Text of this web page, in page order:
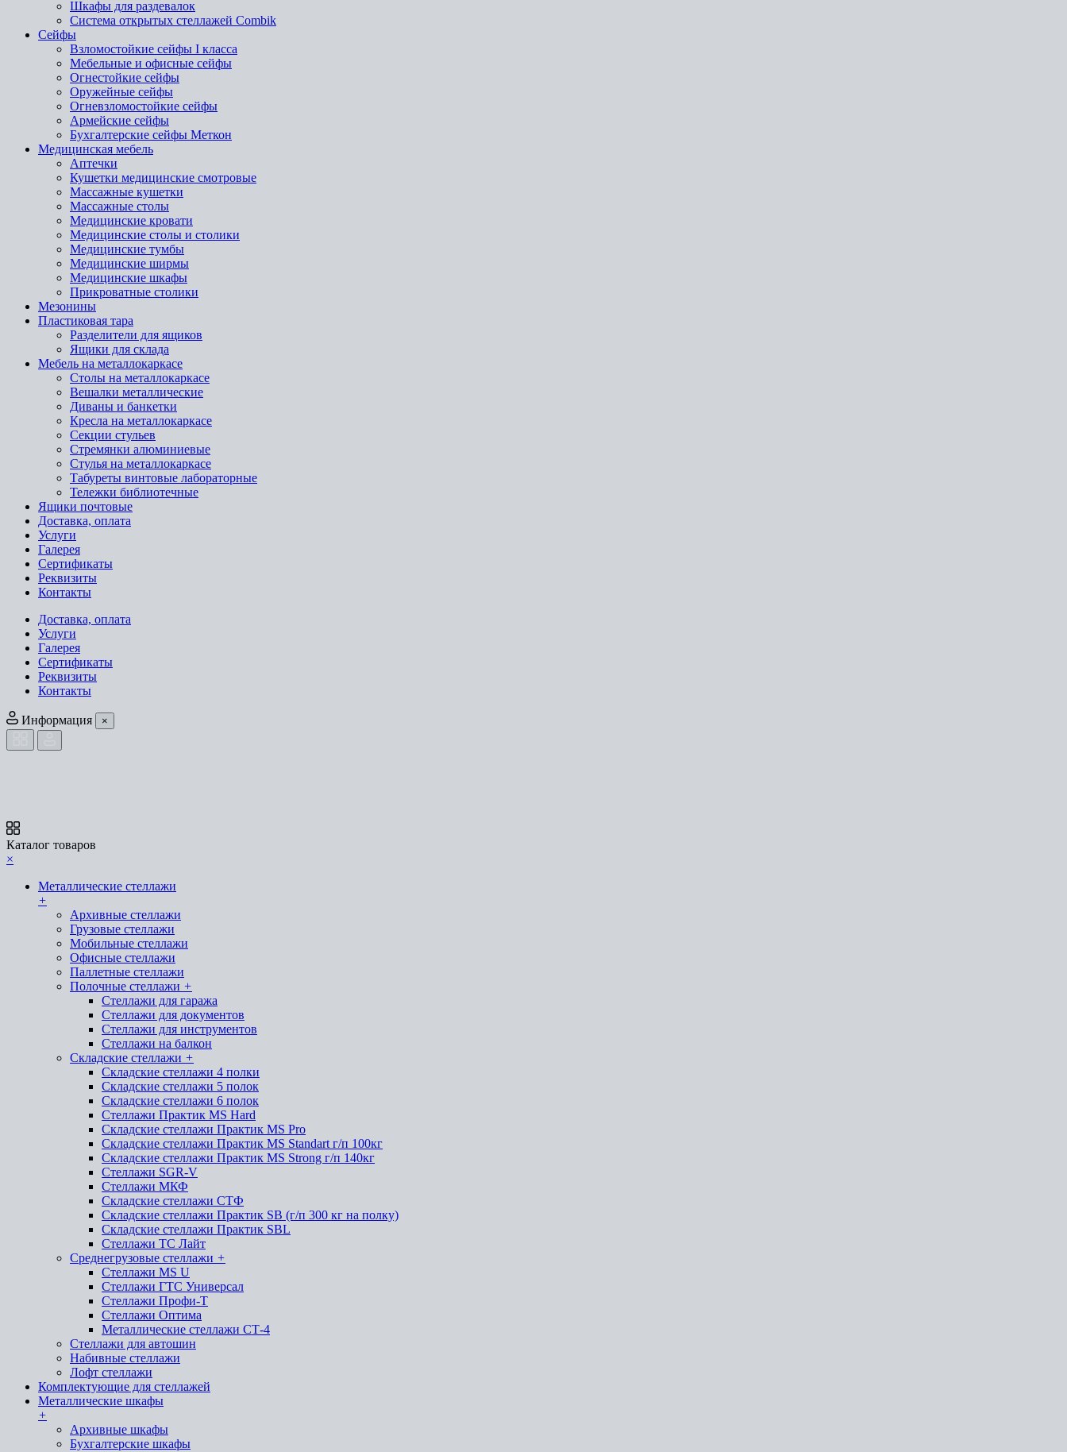
Шкафы для раздевалок
Система открытых стеллажей Combik
Сейфы
Взломостойкие сейфы I класса
Мебельные и офисные сейфы
Огнестойкие сейфы
Оружейные сейфы
Огневзломостойкие сейфы
Армейские сейфы
Бухгалтерские сейфы Меткон
Медицинская мебель
Аптечки
Кушетки медицинские смотровые
Массажные кушетки
Массажные столы
Медицинские кровати
Медицинские столы и столики
Медицинские тумбы
Медицинские ширмы
Медицинские шкафы
Прикроватные столики
Мезонины
Пластиковая тара
Разделители для ящиков
Ящики для склада
Мебель на металлокаркасе
Cтолы на металлокаркасе
Вешалки металлические
Диваны и банкетки
Кресла на металлокаркасе
Секции стульев
Стремянки алюминиевые
Стулья на металлокаркасе
Табуреты винтовые лабораторные
Тележки библиотечные
Ящики почтовые
Доставка, оплата
Услуги
Галерея
Сертификаты
Реквизиты
Контакты
Доставка, оплата
Услуги
Галерея
Сертификаты
Реквизиты
Контакты
Информация ×
Каталог товаров
×
Металлические стеллажи
+
Архивные стеллажи
Грузовые стеллажи
Мобильные стеллажи
Офисные стеллажи
Паллетные стеллажи
Полочные стеллажи +
Стеллажи для гаража
Стеллажи для документов
Стеллажи для инструментов
Стеллажи на балкон
Складские стеллажи +
Складские стеллажи 4 полки
Складские стеллажи 5 полок
Складские стеллажи 6 полок
Стеллажи Практик MS Hard
Складские стеллажи Практик MS Pro
Складские стеллажи Практик MS Standart г/п 100кг
Складские стеллажи Практик MS Strong г/п 140кг
Стеллажи SGR-V
Стеллажи МКФ
Складские стеллажи СТФ
Складские стеллажи Практик SB (г/п 300 кг на полку)
Складские стеллажи Практик SBL
Стеллажи ТС Лайт
Среднегрузовые стеллажи +
Стеллажи MS U
Стеллажи ГТС Универсал
Стеллажи Профи-Т
Стеллажи Оптима
Металлические стеллажи СТ-4
Стеллажи для автошин
Набивные стеллажи
Лофт стеллажи
Комплектующие для стеллажей
Металлические шкафы
+
Архивные шкафы
Бухгалтерские шкафы